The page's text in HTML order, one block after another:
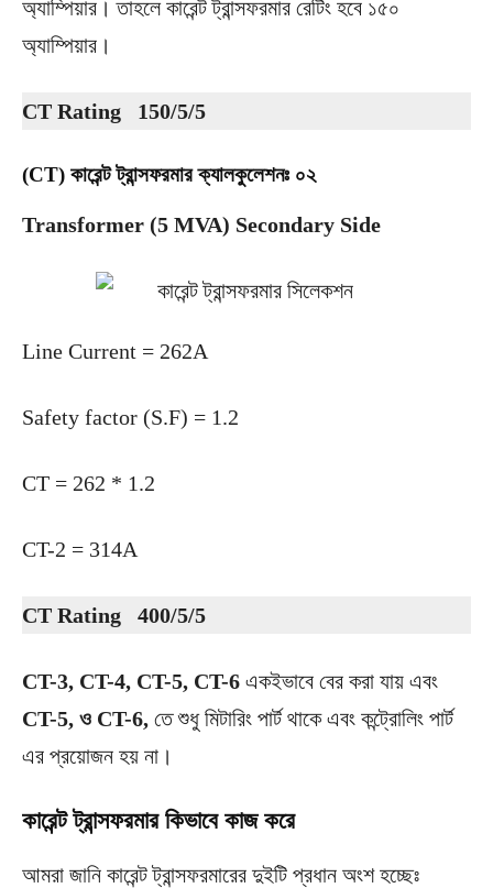
অ্যাম্পিয়ার। তাহলে কারেন্ট ট্রান্সফরমার রেটিং হবে ১৫০
অ্যাম্পিয়ার।
CT Rating 150/5/5
(CT) কারেন্ট ট্রান্সফরমার ক্যালকুলেশনঃ ০২
Transformer (5 MVA) Secondary Side
Line Current = 262A
Safety factor (S.F) = 1.2
CT = 262 * 1.2
CT-2 = 314A
CT Rating 400/5/5
CT-3, CT-4, CT-5, CT-6 একইভাবে বের করা যায় এবং
CT-5, ও CT-6, তে শুধু মিটারিং পার্ট থাকে এবং কন্ট্রোলিং পার্ট
এর প্রয়োজন হয় না।
কারেন্ট ট্রান্সফরমার কিভাবে কাজ করে
আমরা জানি কারেন্ট ট্রান্সফরমারের দুইটি প্রধান অংশ হচ্ছেঃ